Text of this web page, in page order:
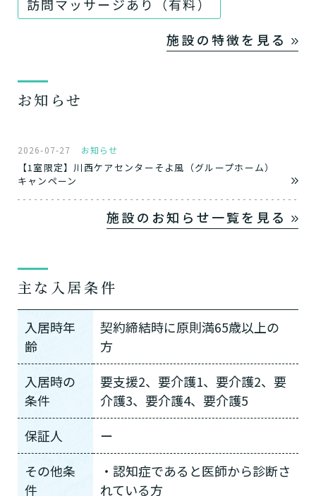
訪問マッサージあり（有料）
施設の特徴を見る
お知らせ
2026-07-27 お知らせ
【1室限定】川西ケアセンターそよ風（グループホーム）
キャンペーン
施設のお知らせ一覧を見る
主な入居条件
入居時年
齢
契約締結時に原則満65歳以上の
方
入居時の
条件
要支援2、要介護1、要介護2、要
介護3、要介護4、要介護5
保証人
ー
その他条
件
・認知症であると医師から診断さ
れている方